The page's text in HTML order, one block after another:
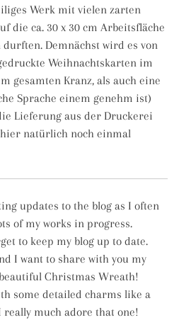
Werk mit vielen zarten
die ca. 30 x 30 cm Arbeitsfläche
Demnächst wird es von
Weihnachtskarten im
gesamten Kranz, als auch eine
Sprache einem genehm ist)
Lieferung aus der Druckerei
natürlich noch einmal
updates to the blog as I often
of my works in progress.
to keep my blog up to date.
I want to share with you my
Christmas Wreath!
some detailed charms like a
much adore that one!